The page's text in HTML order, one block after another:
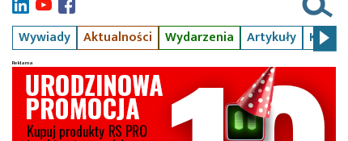
Wywiady Aktualności Wydarzenia Artykuły Kursy